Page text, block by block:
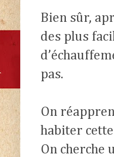
Bien sûr,
des plus
pas.
On
habiter
On cherche